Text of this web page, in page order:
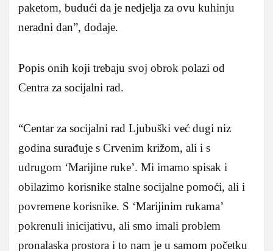
paketom, budući da je nedjelja za ovu kuhinju
neradni dan”, dodaje.
Popis onih koji trebaju svoj obrok polazi od
Centra za socijalni rad.
“Centar za socijalni rad Ljubuški već dugi niz
godina surađuje s Crvenim križom, ali i s
udrugom ‘Marijine ruke’. Mi imamo spisak i
obilazimo korisnike stalne socijalne pomoći, ali i
povremene korisnike. S ‘Marijinim rukama’
pokrenuli inicijativu, ali smo imali problem
pronalaska prostora i to nam je u samom početku